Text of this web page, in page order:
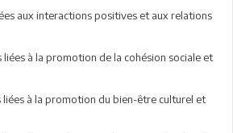
aux interactions positives et aux relations
liées à la promotion de la cohésion sociale et
liées à la promotion du bien-être culturel et